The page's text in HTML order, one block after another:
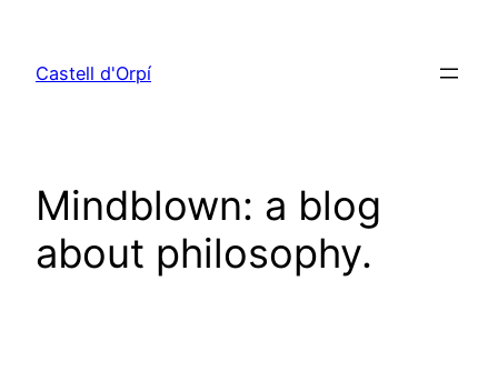
contingut
Castell d'Orpí
Mindblown: a blog
about philosophy.